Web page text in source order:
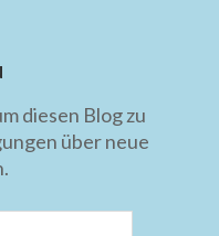
diesen Blog zu
über neue